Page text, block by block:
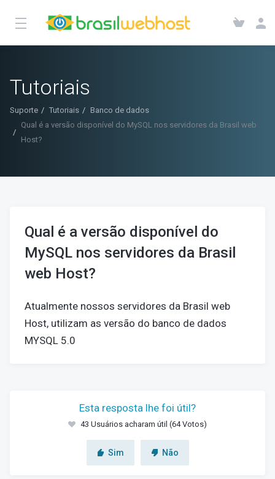
Tutoriais
Suporte Tutoriais
Banco de dados
Qual é a versão disponível do MySQL nos servidores da Brasil web
Host?
Qual é a versão disponível do
MySQL nos servidores da Brasil
web Host?
Atualmente nossos servidores da Brasil web
Host, utilizam as versão do banco de dados
MYSQL 5.0
Esta resposta lhe foi útil?
43 Usuários acharam útil (64 Votos)
Sim Não